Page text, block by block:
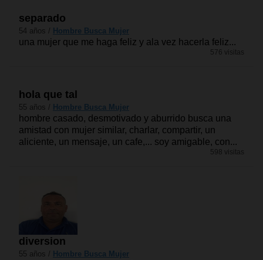
separado
54 años / Hombre Busca Mujer
una mujer que me haga feliz y ala vez hacerla feliz...
576 visitas
hola que tal
55 años / Hombre Busca Mujer
hombre casado, desmotivado y aburrido busca una
amistad con mujer similar, charlar, compartir, un
aliciente, un mensaje, un cafe,... soy amigable, con...
598 visitas
diversion
55 años / Hombre Busca Mujer